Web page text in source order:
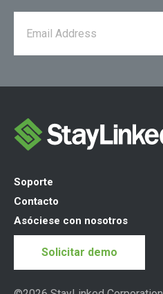
Soporte
Contacto
Asóciese con nosotros
Solicitar demo